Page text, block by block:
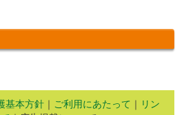
基本方針 ｜ ご利用にあたって ｜ リン